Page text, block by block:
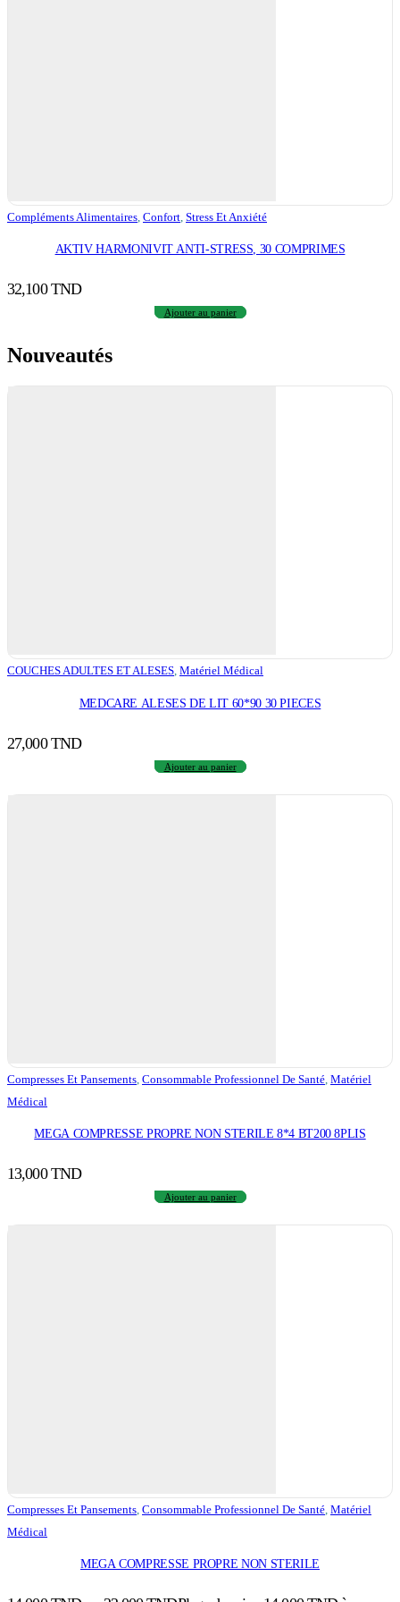
Compléments Alimentaires Confort Stress Et Anxiété
AKTIV HARMONIVIT ANTI-STRESS, 30 COMPRIMES
32,100TND
Ajouter au panier
Nouveautés
COUCHES ADULTES ET ALESES, Matériel Médical
MEDCARE ALESES DE LIT 60*90 30 PIECES
27,000TND
Ajouter au panier
Compresses Et Pansements Consommable Professionnel De Santé Matériel
Médical
MEGA COMPRESSE PROPRE NON STERILE 8*4 BT200 8PLIS
13,000TND
Ajouter au panier
Compresses Et Pansements Consommable Professionnel De Santé Matériel
Médical
MEGA COMPRESSE PROPRE NON STERILE